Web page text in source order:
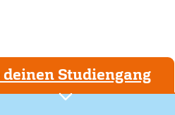
deinen Studiengang